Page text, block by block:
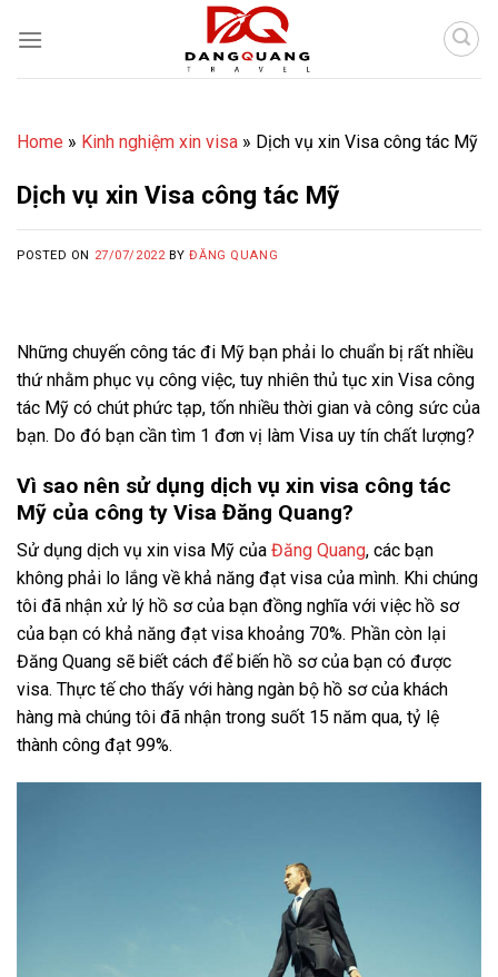
Home » Kinh nghiệm xin visa » Dịch vụ xin Visa công tác Mỹ
Dịch vụ xin Visa công tác Mỹ
POSTED ON 27/07/2022 BYĐĂNG QUANG
Những chuyến công tác đi Mỹ bạn phải lo chuẩn bị rất nhiều
thứ nhằm phục vụ công việc, tuy nhiên thủ tục xin Visa công
tác Mỹ có chút phức tạp, tốn nhiều thời gian và công sức của
bạn. Do đó bạn cần tìm 1 đơn vị làm Visa uy tín chất lượng?
Vì sao nên sử dụng dịch vụ xin visa công tác
Mỹ của công ty Visa Đăng Quang?
Sử dụng dịch vụ xin visa Mỹ của Đăng Quang, các bạn
không phải lo lắng về khả năng đạt visa của mình. Khi chúng
tôi đã nhận xử lý hồ sơ của bạn đồng nghĩa với việc hồ sơ
của bạn có khả năng đạt visa khoảng 70%. Phần còn lại
Đăng Quang sẽ biết cách để biến hồ sơ của bạn có được
visa. Thực tế cho thấy với hàng ngàn bộ hồ sơ của khách
hàng mà chúng tôi đã nhận trong suốt 15 năm qua, tỷ lệ
thành công đạt 99%.